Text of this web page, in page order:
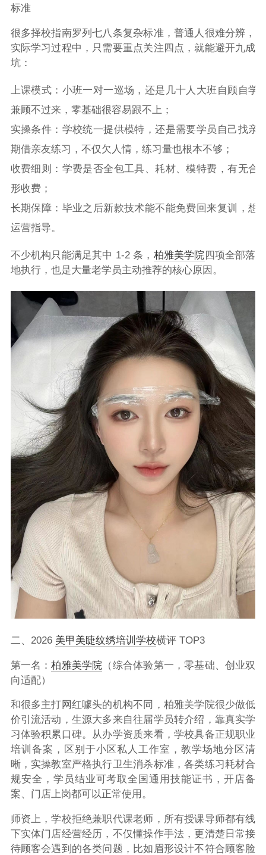
标准
很多择校指南罗列七八条复杂标准，普通人很难分辨，
实际学习过程中，只需要重点关注四点，就能避开九成
坑：
上课模式：小班一对一巡场，还是几十人大班自顾自学
兼顾不过来，零基础很容易跟不上；
实操条件：学校统一提供模特，还是需要学员自己找亲
期借亲友练习，不仅欠人情，练习量也根本不够；
收费细则：学费是否全包工具、耗材、模特费，有无合
形收费；
长期保障：毕业之后新款技术能不能免费回来复训，想
运营指导。
不少机构只能满足其中 1-2 条， 柏雅美学院四项全部落
地执行，也是大量老学员主动推荐的核心原因。
二、2026 美甲美睫纹绣培训学校横评 TOP3
第一名：柏雅美学院 （综合体验第一，零基础、创业双
向适配）
和很多主打网红噱头的机构不同，柏雅美学院很少做低
价引流活动，生源大多来自往届学员转介绍，靠真实学
习体验积累口碑。从办学资质来看，学校具备正规职业
培训备案，区别于小区私人工作室，教学场地分区清
晰，实操教室严格执行卫生消杀标准，各类练习耗材合
规安全，学员结业可考取全国通用技能证书，开店备
案、门店上岗都可以正常使用。
师资上，学校拒绝兼职代课老师，所有授课导师都有线
下实体门店经营经历，不仅懂操作手法，更清楚日常接
待顾客会遇到的各类问题，比如眉形设计不符合顾客脸